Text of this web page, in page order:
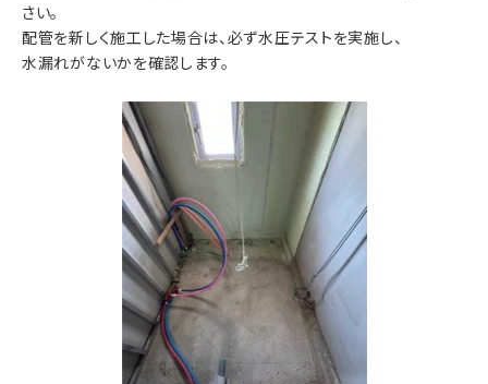
さい。
配管を新しく施工した場合は、必ず水圧テストを実施し、
水漏れがないかを確認します。